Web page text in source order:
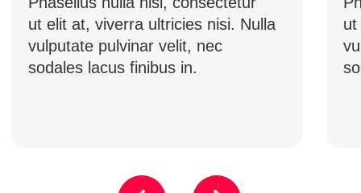
Заполните форму, мы свяжемся
с вами в ближайшее время